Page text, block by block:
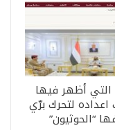
التي أظهر فيها
اعداده لتحرك برّي
“الحوثيون”